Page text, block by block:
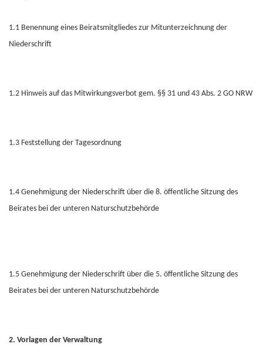
1.1 Benennung eines Beiratsmitgliedes zur Mitunterzeichnung der
Niederschrift
1.2 Hinweis auf das Mitwirkungsverbot gem. §§ 31 und 43 Abs. 2 GO NRW
1.3 Feststellung der Tagesordnung
1.4 Genehmigung der Niederschrift über die 8. öffentliche Sitzung des
Beirates bei der unteren Naturschutzbehörde
1.5 Genehmigung der Niederschrift über die 5. öffentliche Sitzung des
Beirates bei der unteren Naturschutzbehörde
2. Vorlagen der Verwaltung